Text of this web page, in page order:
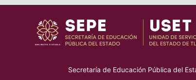
Secretaría de Educación Pública del